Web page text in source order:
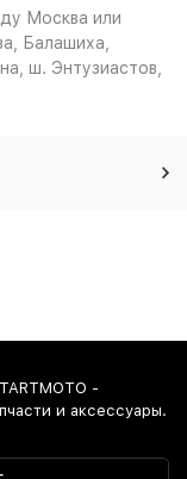
Москва или
Балашиха,
ш. Энтузиастов,
-
и аксессуары.